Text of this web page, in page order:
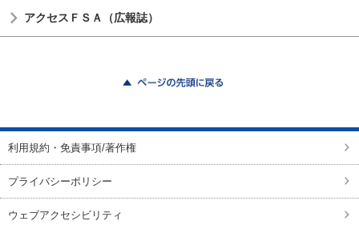
アクセスＦＳＡ（広報誌）
利用規約・免責事項/著作権
プライバシーポリシー
ウェブアクセシビリティ